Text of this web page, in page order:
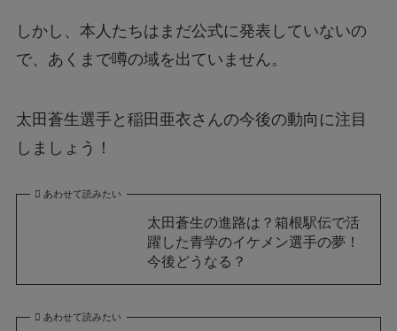
しかし、本人たちはまだ公式に発表していないの
で、あくまで噂の域を出ていません。
太田蒼生選手と稲田亜衣さんの今後の動向に注目
しましょう！
あわせて読みたい
太田蒼生の進路は？箱根駅伝で活
躍した青学のイケメン選手の夢！
今後どうなる？
あわせて読みたい